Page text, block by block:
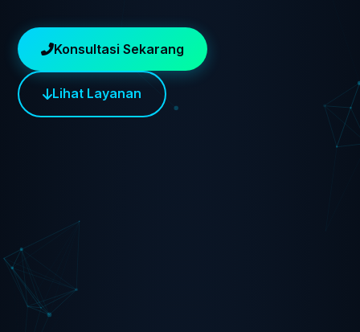
Konsultasi Sekarang
Lihat Layanan